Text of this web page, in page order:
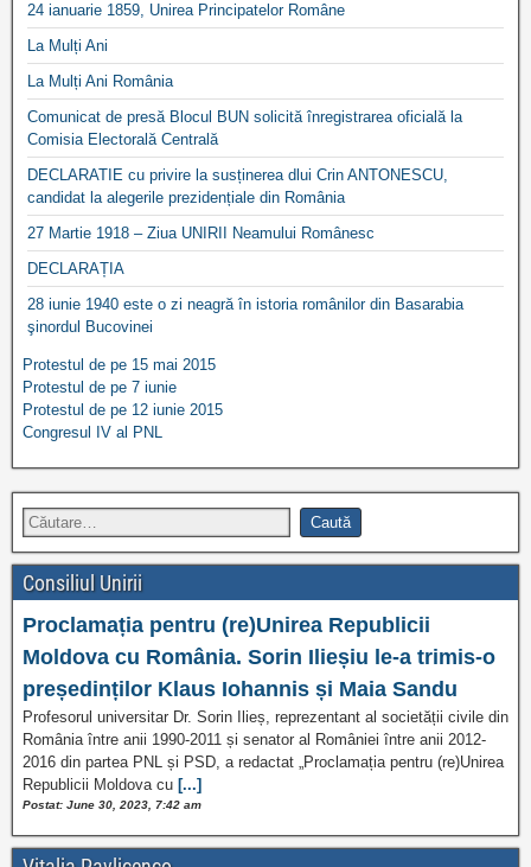
24 ianuarie 1859, Unirea Principatelor Române
La Mulți Ani
La Mulți Ani România
Comunicat de presă Blocul BUN solicită înregistrarea oficială la
Comisia Electorală Centrală
DECLARATIE cu privire la susținerea dlui Crin ANTONESCU,
candidat la alegerile prezidențiale din România
27 Martie 1918 – Ziua UNIRII Neamului Românesc
DECLARAȚIA
28 iunie 1940 este o zi neagră în istoria românilor din Basarabia
şinordul Bucovinei
Protestul de pe 15 mai 2015
Protestul de pe 7 iunie
Protestul de pe 12 iunie 2015
Congresul IV al PNL
Consiliul Unirii
Proclamația pentru (re)Unirea Republicii
Moldova cu România. Sorin Ilieșiu le-a trimis-o
președinților Klaus Iohannis și Maia Sandu
Profesorul universitar Dr. Sorin Ilieș, reprezentant al societății civile din
România între anii 1990-2011 și senator al României între anii 2012-
2016 din partea PNL și PSD, a redactat „Proclamația pentru (re)Unirea
Republicii Moldova cu [...]
Postat: June 30, 2023, 7:42 am